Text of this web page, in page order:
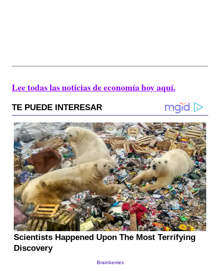
Lee todas las noticias de economía hoy aquí.